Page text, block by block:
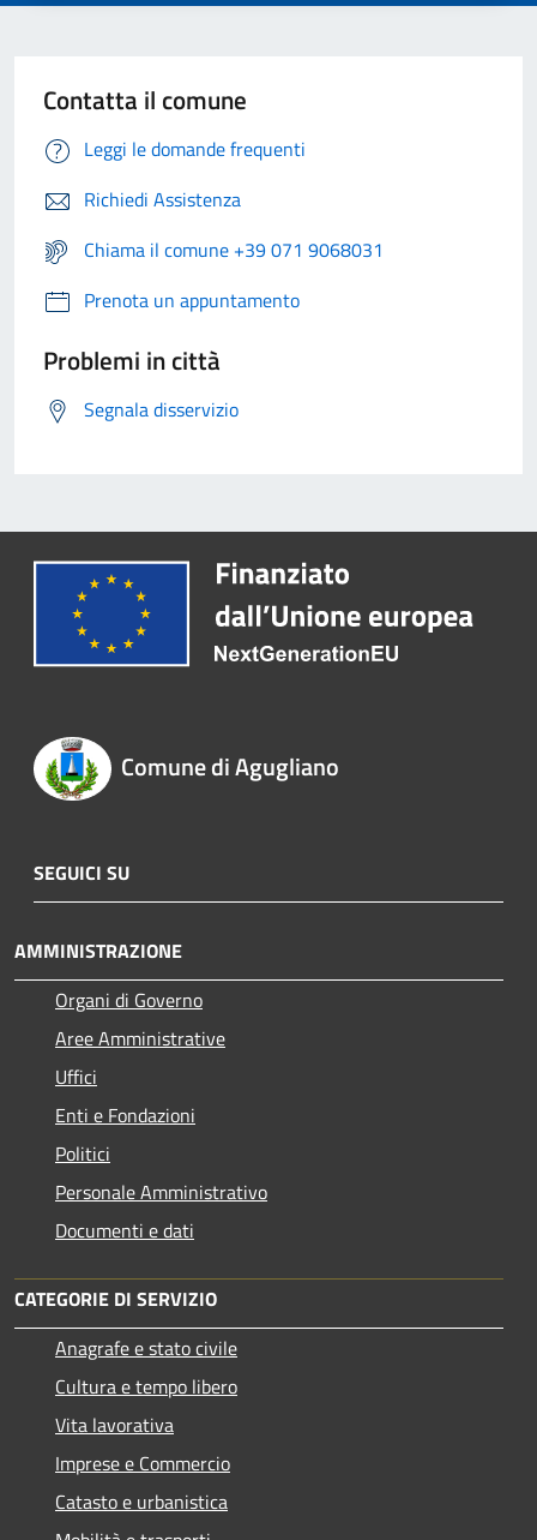
Contatta il comune
Leggi le domande frequenti
Richiedi Assistenza
Chiama il comune +39 071 9068031
Prenota un appuntamento
Problemi in città
Segnala disservizio
Comune di Agugliano
SEGUICI SU
AMMINISTRAZIONE
Organi di Governo
Aree Amministrative
Uffici
Enti e Fondazioni
Politici
Personale Amministrativo
Documenti e dati
CATEGORIE DI SERVIZIO
Anagrafe e stato civile
Cultura e tempo libero
Vita lavorativa
Imprese e Commercio
Catasto e urbanistica